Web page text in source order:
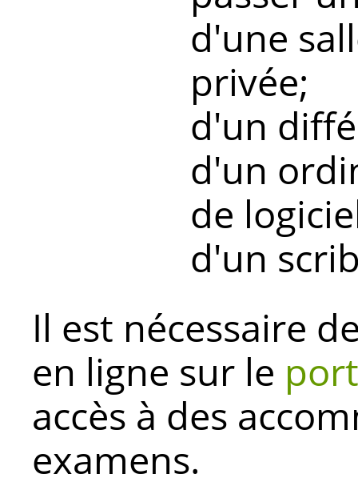
d'une
privée;
d'un
d'un
de
d'un
Il est nécessaire
en ligne sur le
accès à des
examens.